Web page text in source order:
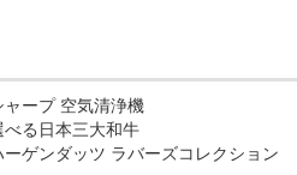
ャープ 空気清浄機
べる日本三大和牛
ーゲンダッツ ラバーズコレクション